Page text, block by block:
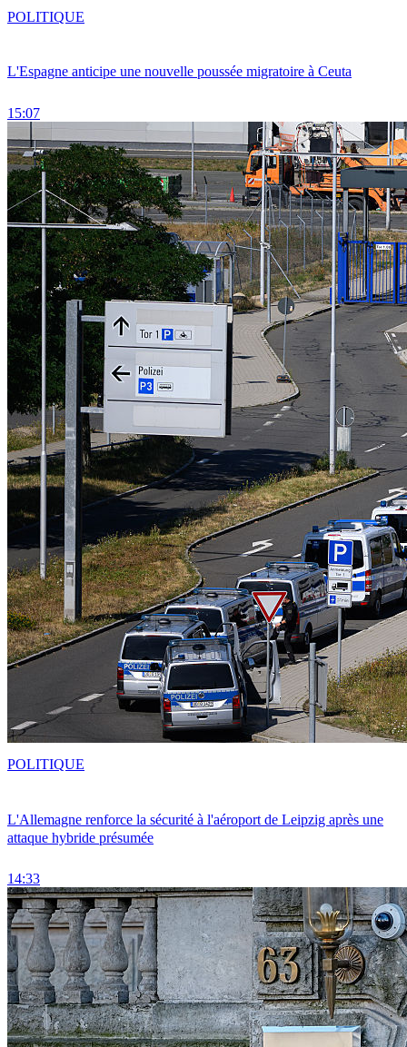
L'Espagne anticipe une nouvelle poussée migratoire à Ceuta
15:07
POLITIQUE
L'Allemagne renforce la sécurité à l'aéroport de Leipzig après une
attaque hybride présumée
14:33
POLITIQUE